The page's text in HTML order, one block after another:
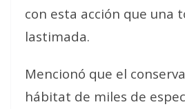
con esta acción que una
lastimada.
Mencionó que el
hábitat de miles de